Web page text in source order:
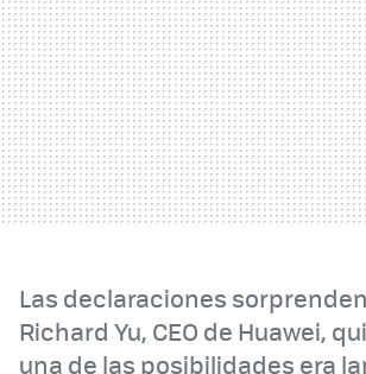
Las declaraciones
Richard Yu, CEO de Huawei,
una de las posibilidades era